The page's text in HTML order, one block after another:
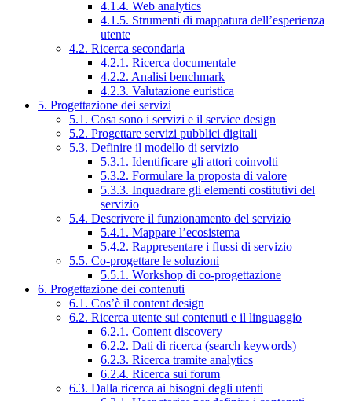
4.1.4. Web analytics
4.1.5. Strumenti di mappatura dell’esperienza
utente
4.2. Ricerca secondaria
4.2.1. Ricerca documentale
4.2.2. Analisi benchmark
4.2.3. Valutazione euristica
5. Progettazione dei servizi
5.1. Cosa sono i servizi e il service design
5.2. Progettare servizi pubblici digitali
5.3. Definire il modello di servizio
5.3.1. Identificare gli attori coinvolti
5.3.2. Formulare la proposta di valore
5.3.3. Inquadrare gli elementi costitutivi del
servizio
5.4. Descrivere il funzionamento del servizio
5.4.1. Mappare l’ecosistema
5.4.2. Rappresentare i flussi di servizio
5.5. Co-progettare le soluzioni
5.5.1. Workshop di co-progettazione
6. Progettazione dei contenuti
6.1. Cos’è il content design
6.2. Ricerca utente sui contenuti e il linguaggio
6.2.1. Content discovery
6.2.2. Dati di ricerca (search keywords)
6.2.3. Ricerca tramite analytics
6.2.4. Ricerca sui forum
6.3. Dalla ricerca ai bisogni degli utenti